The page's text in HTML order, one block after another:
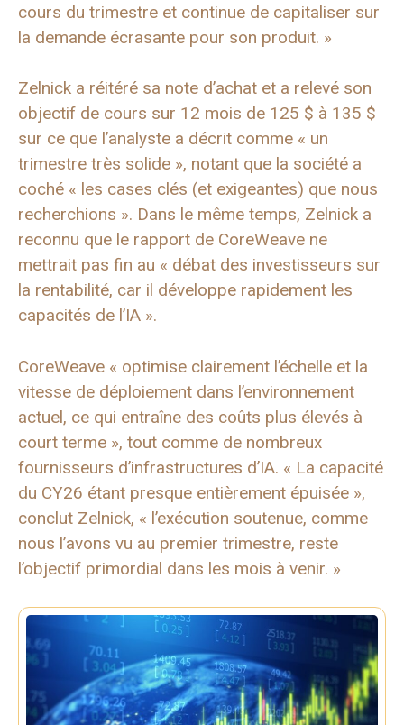
cours du trimestre et continue de capitaliser sur
la demande écrasante pour son produit. »
Zelnick a réitéré sa note d’achat et a relevé son
objectif de cours sur 12 mois de 125 $ à 135 $
sur ce que l’analyste a décrit comme « un
trimestre très solide », notant que la société a
coché « les cases clés (et exigeantes) que nous
recherchions ». Dans le même temps, Zelnick a
reconnu que le rapport de CoreWeave ne
mettrait pas fin au « débat des investisseurs sur
la rentabilité, car il développe rapidement les
capacités de l’IA ».
CoreWeave « optimise clairement l’échelle et la
vitesse de déploiement dans l’environnement
actuel, ce qui entraîne des coûts plus élevés à
court terme », tout comme de nombreux
fournisseurs d’infrastructures d’IA. « La capacité
du CY26 étant presque entièrement épuisée »,
conclut Zelnick, « l’exécution soutenue, comme
nous l’avons vu au premier trimestre, reste
l’objectif primordial dans les mois à venir. »